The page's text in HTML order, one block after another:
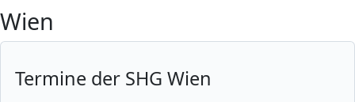
Wien
Termine der SHG Wien